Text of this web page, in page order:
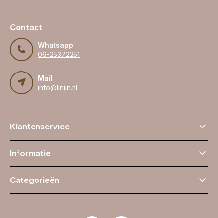
Contact
Whatsapp
06-25372251
Mail
info@linijn.nl
Klantenservice
Informatie
Categorieën